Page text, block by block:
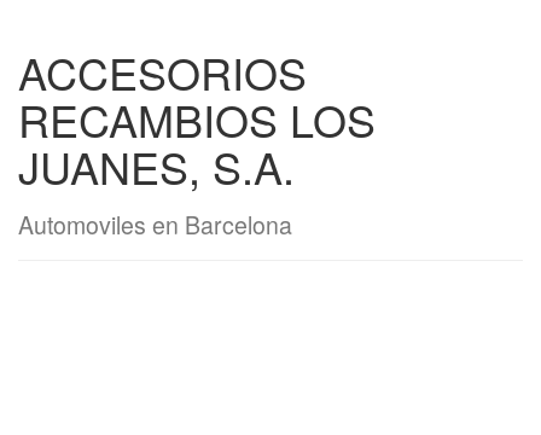
ACCESORIOS
RECAMBIOS LOS
JUANES, S.A.
Automoviles en Barcelona